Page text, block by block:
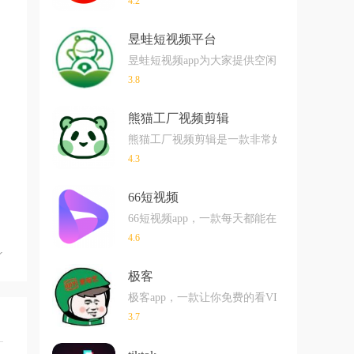
昱蛙短视频平台
昱蛙短视频app为大家提供空闲时间赚钱的手
3.8
熊猫工厂视频剪辑
熊猫工厂视频剪辑是一款非常好用的视频剪
4.3
66短视频
66短视频app，一款每天都能在线刷短视频的
4.6
极客
极客app，一款让你免费的看VIP影视的软件
3.7